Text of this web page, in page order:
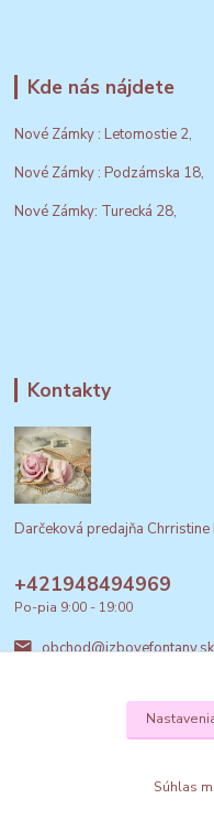
Kde nás nájdete
Nové Zámky : Letomostie 2,
Nové Zámky : Podzámska 18,
Nové Zámky: Turecká 28,
Kontakty
Darčeková predajňa Chrristine
+421948494969
Po-pia 9:00 - 19:00
obchod@izbovefontany.sk
Súhlas